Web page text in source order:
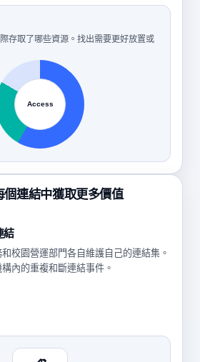
存取了哪些資源。找出需要更好放置或
Access
連結中獲取更多價值
結
校園營運部門各自維護自己的連結集。
內的重複和斷連結事件。